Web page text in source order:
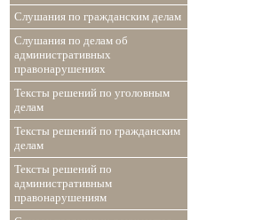
Слушания по гражданским делам
Слушания по делам об
административных
правонарушениях
Тексты решений по уголовным
делам
Тексты решений по гражданским
делам
Тексты решений по
административным
правонарушениям